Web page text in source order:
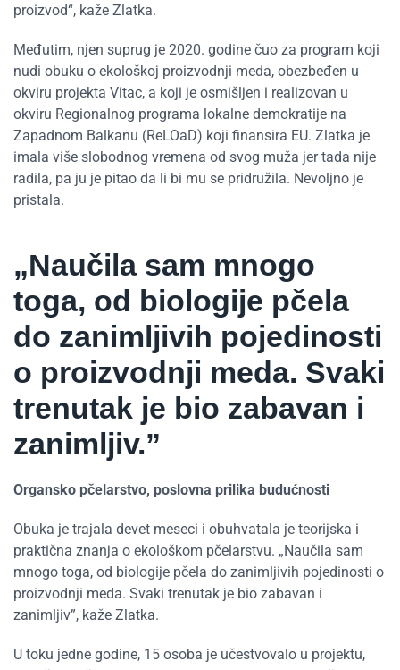
proizvod“, kaže Zlatka.
Međutim, njen suprug je 2020. godine čuo za program koji
nudi obuku o ekološkoj proizvodnji meda, obezbeđen u
okviru projekta Vitac, a koji je osmišljen i realizovan u
okviru Regionalnog programa lokalne demokratije na
Zapadnom Balkanu (ReLOaD) koji finansira EU. Zlatka je
imala više slobodnog vremena od svog muža jer tada nije
radila, pa ju je pitao da li bi mu se pridružila. Nevoljno je
pristala.
„Naučila sam mnogo
toga, od biologije pčela
do zanimljivih pojedinosti
o proizvodnji meda. Svaki
trenutak je bio zabavan i
zanimljiv.”
Organsko pčelarstvo, poslovna prilika budućnosti
Obuka je trajala devet meseci i obuhvatala je teorijska i
praktična znanja o ekološkom pčelarstvu. „Naučila sam
mnogo toga, od biologije pčela do zanimljivih pojedinosti o
proizvodnji meda. Svaki trenutak je bio zabavan i
zanimljiv”, kaže Zlatka.
U toku jedne godine, 15 osoba je učestvovalo u projektu,